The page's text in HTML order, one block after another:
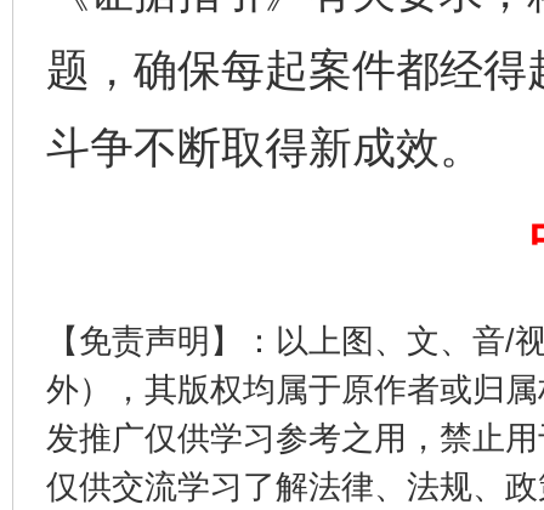
题，确保每起案件都经
斗争不断取得新成效。
【免责声明】：以上图、文、音/
外），其版权均属于原作者或归
发推广仅供学习参考之用，禁止
仅供交流学习了解法律、法规、